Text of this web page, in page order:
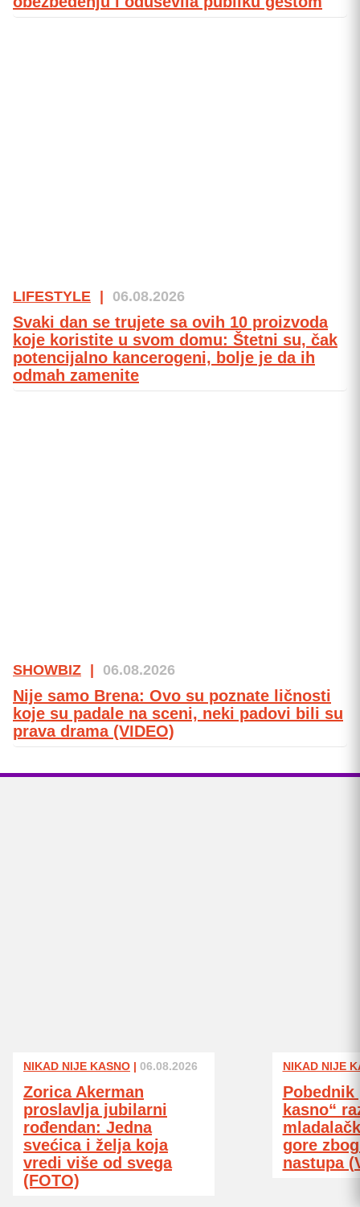
LIFESTYLE | 06.08.2026
Svaki dan se trujete sa ovih 10 proizvoda
koje koristite u svom domu: Štetni su, čak
potencijalno kancerogeni, bolje je da ih
odmah zamenite
SHOWBIZ 06.08.2026
Nije samo Brena: Ovo su poznate ličnosti
koje su padale na sceni, neki padovi bili su
prava drama (VIDEO)
NIKAD NIJE KASNO | 06.08.2026
Zorica Akerman
proslavlja jubilarni
rođendan: Jedna
svećica i želja koja
vredi više od svega
(FOTO)
NIKAD NIJE
Pobednik
kasno“
gore
nastupa